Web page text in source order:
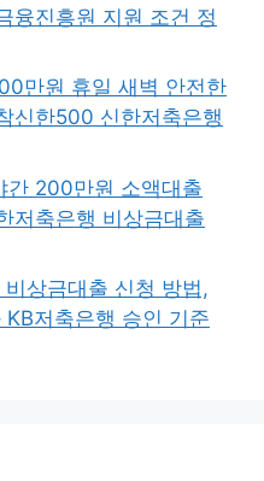
융진흥원 지원 조건 정
만원 휴일 새벽 안전한
신한500 신한저축은행
간 200만원 소액대출
저축은행 비상금대출
상금대출 신청 방법,
KB저축은행 승인 기준